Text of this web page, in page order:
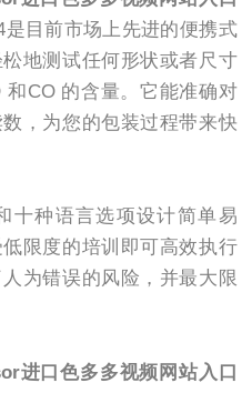
目前市场上先进的便携式
地测试任何形状或者尺寸
CO 的含量。它能准确对
，为您的包装过程带来快
十种语言选项设计简单易
限度的培训即可高效执行
为错误的风险，并最大限
进口色多多视频网站入口